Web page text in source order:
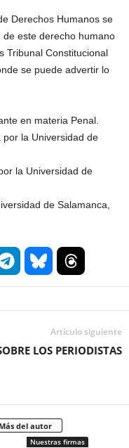
Derechos Humanos se
este derecho humano
Tribunal Constitucional
se puede advertir lo
en materia Penal.
la Universidad de
la Universidad de
de Salamanca,
Artículo siguiente
LOS PERIODISTAS
Más del autor
Nuestras firmas